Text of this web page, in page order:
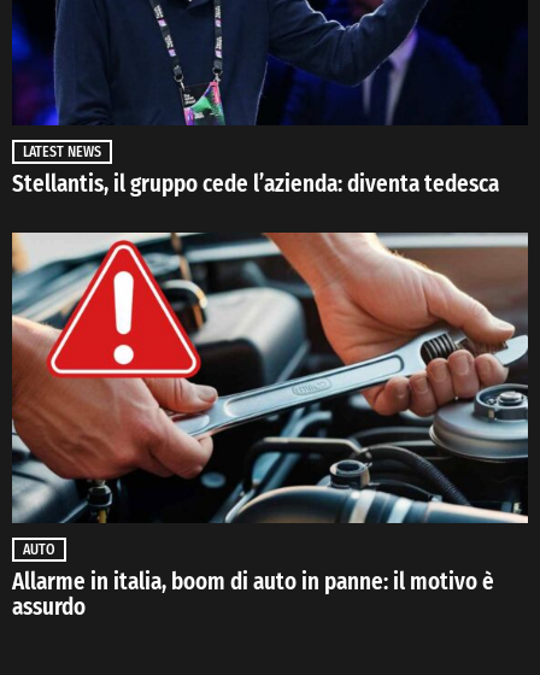
LATEST NEWS
Stellantis, il gruppo cede l’azienda: diventa tedesca
AUTO
Allarme in italia, boom di auto in panne: il motivo è
assurdo